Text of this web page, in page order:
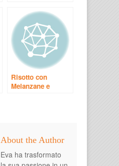
Risotto con
Melanzane e
About the Author
Eva ha trasformato